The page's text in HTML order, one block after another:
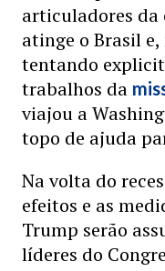
articuladores da
atinge o Brasil
tentando
trabalhos da
viajou a
topo de ajuda
Na volta do
efeitos e as
Trump serão
líderes do